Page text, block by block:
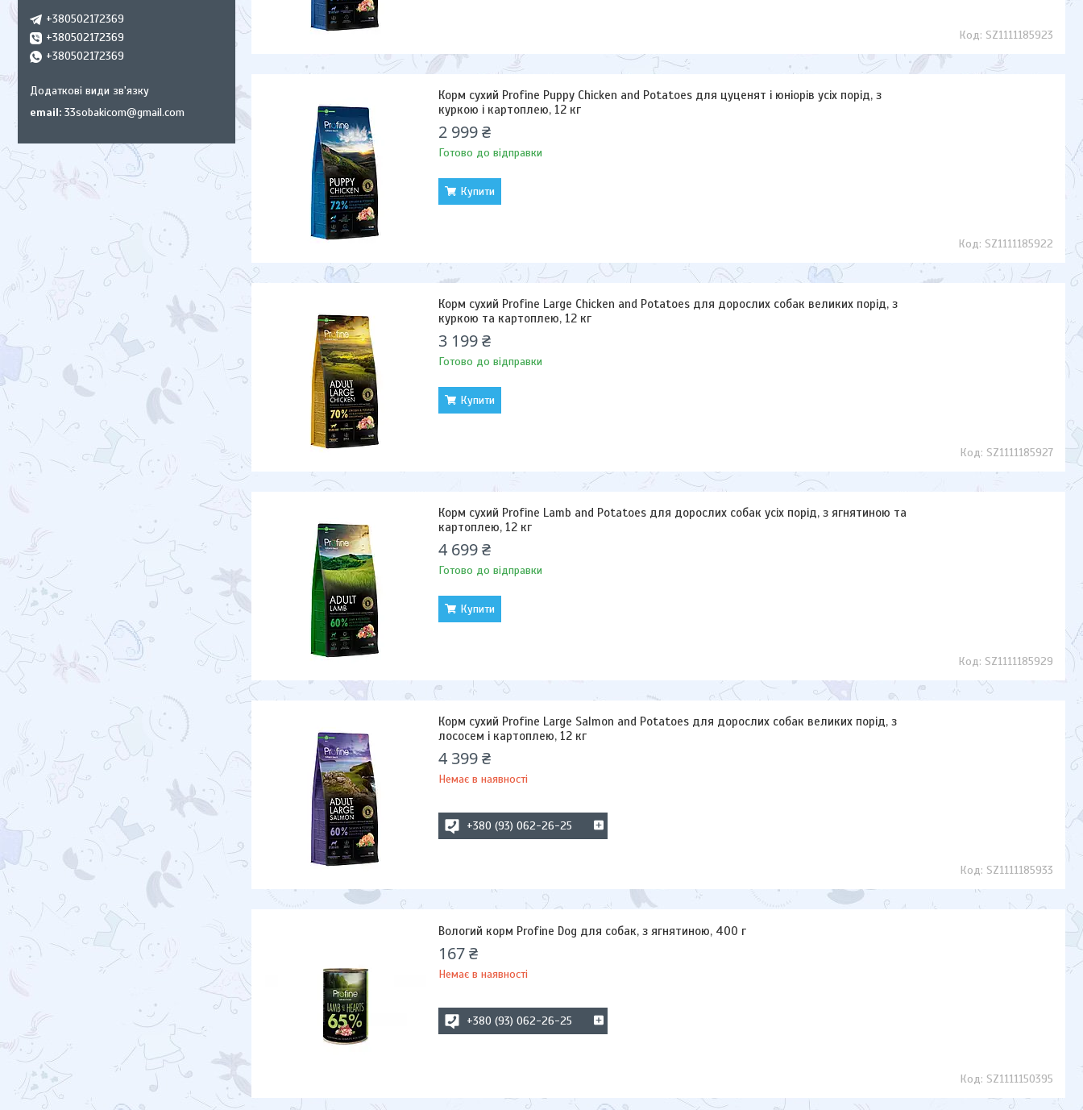
SZ1111185923
Корм сухий Profine Puppy Chicken and Potatoes для цуценят і юніорів усіх порід, з
куркою і картоплею, 12 кг
2 999 ₴
Готово до відправки
Купити
SZ1111185922
Корм сухий Profine Large Chicken and Potatoes для дорослих собак великих порід, з
куркою та картоплею, 12 кг
3 199 ₴
Готово до відправки
Купити
SZ1111185927
Корм сухий Profine Lamb and Potatoes для дорослих собак усіх порід, з ягнятиною та
картоплею, 12 кг
4 699 ₴
Готово до відправки
Купити
SZ1111185929
Корм сухий Profine Large Salmon and Potatoes для дорослих собак великих порід, з
лососем і картоплею, 12 кг
4 399 ₴
Немає в наявності
+380 (93) 062-26-25
SZ1111185933
Вологий корм Profine Dog для собак, з ягнятиною, 400 г
167 ₴
Немає в наявності
+380 (93) 062-26-25
SZ1111150395
+380502172369
+380502172369
+380502172369
email 33sobakicom@gmail.com